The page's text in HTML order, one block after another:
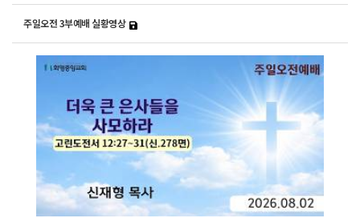
주일오전 3부예배 실황영상